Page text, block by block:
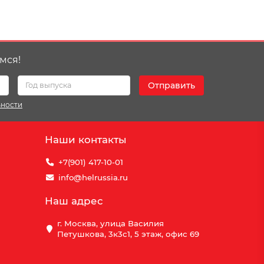
Отправить
Наши контакты
+7(901) 417-10-01
info@helrussia.ru
Наш адрес
г. Москва, улица Василия
Петушкова, 3к3c1, 5 этаж, офис 69